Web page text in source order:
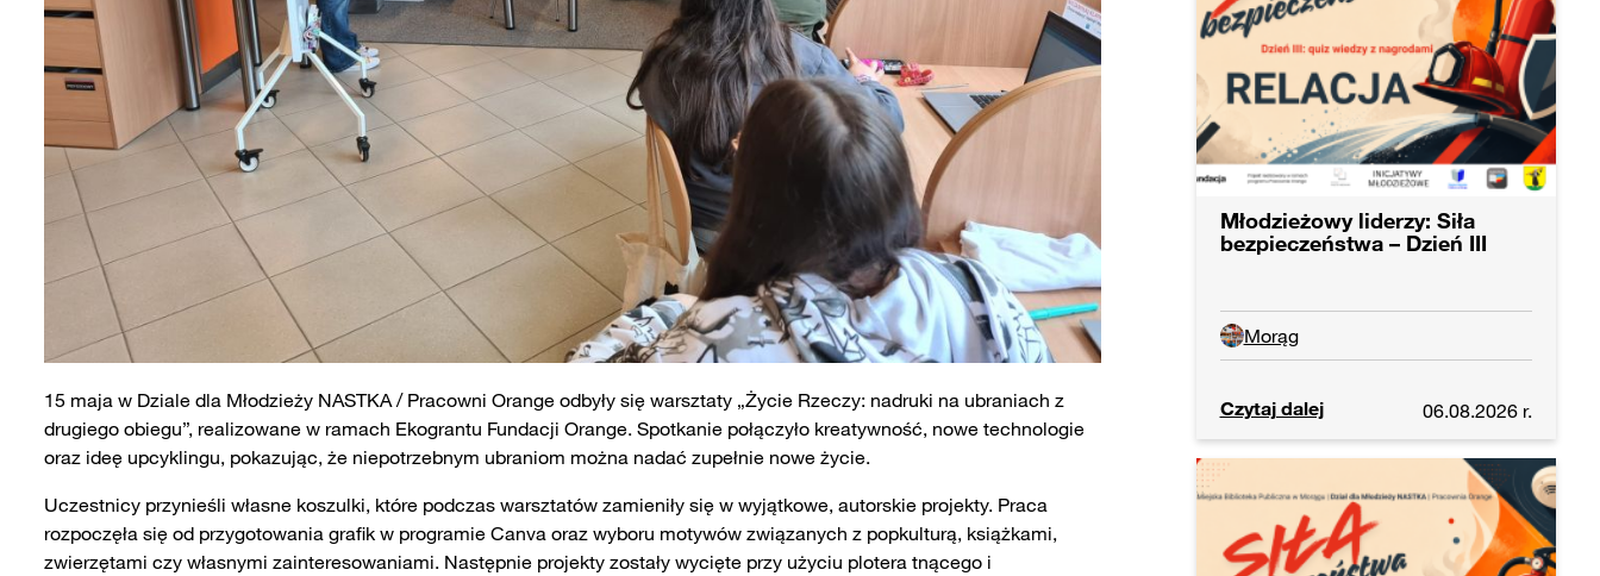
15 maja w Dziale dla Młodzieży NASTKA / Pracowni Orange odbyły się warsztaty „Życie Rzeczy: nadruki na ubraniach z
drugiego obiegu”, realizowane w ramach Ekograntu Fundacji Orange. Spotkanie połączyło kreatywność, nowe technologie
oraz ideę upcyklingu, pokazując, że niepotrzebnym ubraniom można nadać zupełnie nowe życie.
Uczestnicy przynieśli własne koszulki, które podczas warsztatów zamieniły się w wyjątkowe, autorskie projekty. Praca
rozpoczęła się od przygotowania grafik w programie Canva oraz wyboru motywów związanych z popkulturą, książkami,
zwierzętami czy własnymi zainteresowaniami. Następnie projekty zostały wycięte przy użyciu plotera tnącego i
Młodzieżowy liderzy: Siła
bezpieczeństwa – Dzień III
Morąg
Czytaj dalej 06.08.2026 r.